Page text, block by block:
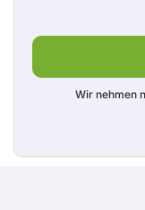
Wir nehmen